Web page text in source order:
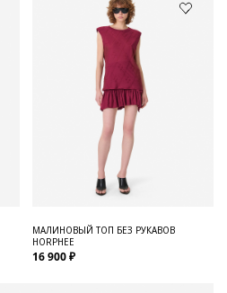
МАЛИНОВЫЙ ТОП БЕЗ РУКАВОВ
HORPHEE
16 900 ₽